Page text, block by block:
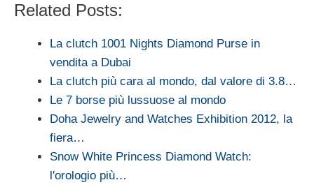
Related Posts:
La clutch 1001 Nights Diamond Purse in
vendita a Dubai
La clutch più cara al mondo, dal valore di 3.8…
Le 7 borse più lussuose al mondo
Doha Jewelry and Watches Exhibition 2012, la
fiera…
Snow White Princess Diamond Watch:
l'orologio più…